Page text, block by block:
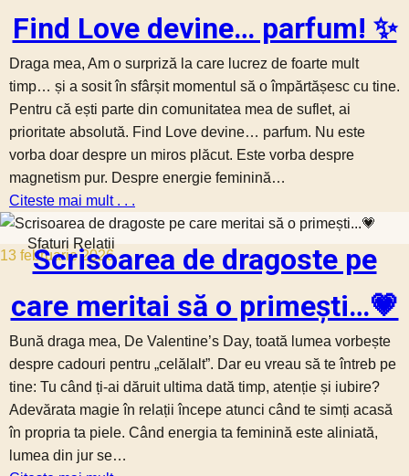
Find Love devine… parfum! ✨
Draga mea, Am o surpriză la care lucrez de foarte mult
timp… și a sosit în sfârșit momentul să o împărtășesc cu tine.
Pentru că ești parte din comunitatea mea de suflet, ai
prioritate absolută. Find Love devine… parfum. Nu este
vorba doar despre un miros plăcut. Este vorba despre
magnetism pur. Despre energie feminină…
Citeste mai mult . . .
13 februarie 2026
Sfaturi Relatii
Scrisoarea de dragoste pe
care meritai să o primești…💗
Bună draga mea, De Valentine’s Day, toată lumea vorbește
despre cadouri pentru „celălalt”. Dar eu vreau să te întreb pe
tine: Tu când ți-ai dăruit ultima dată timp, atenție și iubire?
Adevărata magie în relații începe atunci când te simți acasă
în propria ta piele. Când energia ta feminină este aliniată,
lumea din jur se…